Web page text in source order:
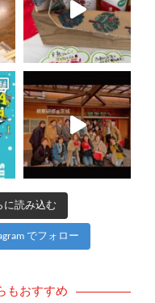
に読み込む
でフォロー
もおすすめ